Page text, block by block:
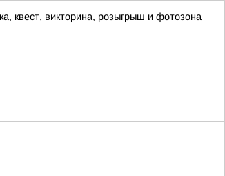
квест, викторина, розыгрыш и фотозона